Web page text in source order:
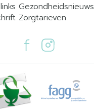
Gezondheidsnieuws
Zorgtarieven